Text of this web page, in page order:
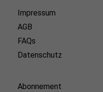
Impressum
AGB
FAQs
Datenschutz
Abonnement